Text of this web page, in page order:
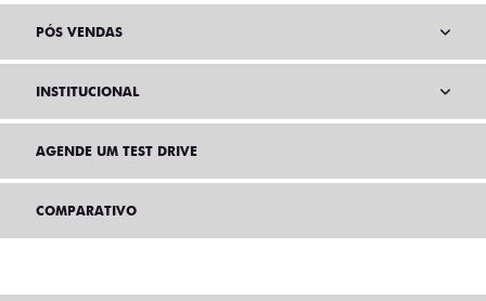
PÓS VENDAS
INSTITUCIONAL
AGENDE UM TEST DRIVE
COMPARATIVO